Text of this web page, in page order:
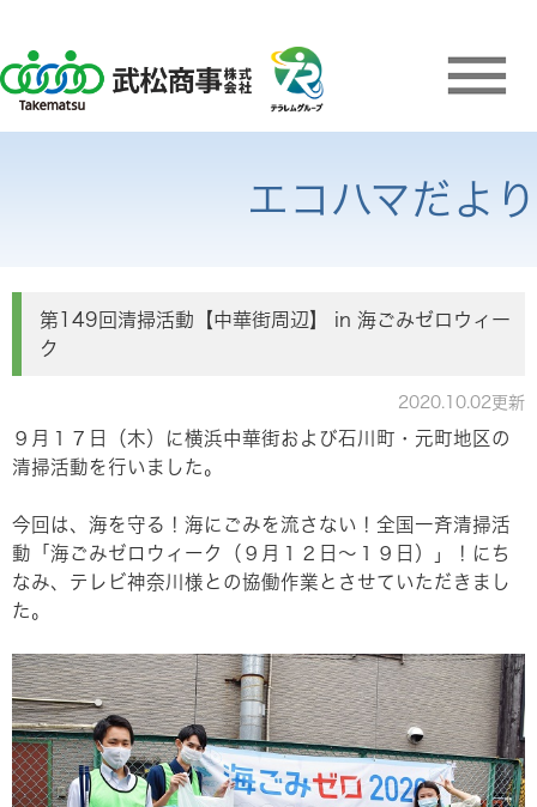
エコハマだより
第149回清掃活動【中華街周辺】 in 海ごみゼロウィー
ク
2020.10.02更新
９月１７日（木）に横浜中華街および石川町・元町地区の
清掃活動を行いました。
今回は、海を守る！海にごみを流さない！全国一斉清掃活
動「海ごみゼロウィーク（９月１２日～１９日）」！にち
なみ、テレビ神奈川様との協働作業とさせていただきまし
た。